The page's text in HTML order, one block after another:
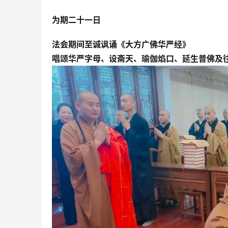
为期二十一日
法会期间至诚讽诵《大方广佛华严经》
唱颂华严字母、设斋天、瑜伽焰口、 延生普佛及